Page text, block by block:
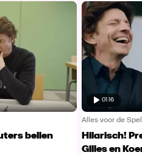
bellen
01:16
Alles voor de
Hilarisch!
Gilles en